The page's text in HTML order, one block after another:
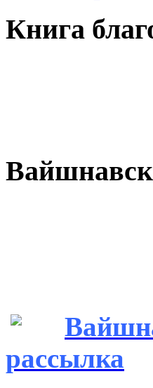
Книга
рассылка